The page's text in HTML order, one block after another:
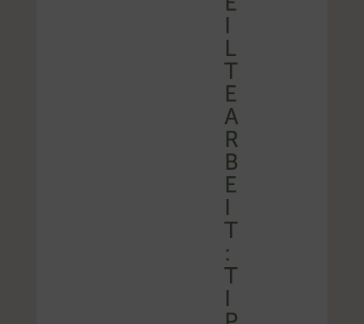
I
L
T
E
A
R
B
E
I
T
:
T
I